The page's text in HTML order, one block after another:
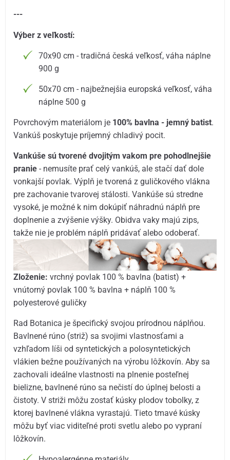
---
Výber z veľkostí:
70x90 cm - tradičná česká veľkosť, váha náplne
900 g
50x70 cm - najbežnejšia europská veľkosť, váha
náplne 500 g
Povrchovým materiálom je 100% bavlna - jemný batist.
Vankúš poskytuje príjemný chladivý pocit.
Vankúše sú tvorené dvojitým vakom pre pohodlnejšie
pranie - nemusíte prať celý vankúš, ale stačí dať dole
vonkajší povlak. Výplň je tvorená z guličkového vlákna
pre zachovanie tvarovej stálosti. Vankúše sú stredne
vysoké, je možné k nim dokúpiť náhradnú náplň pre
doplnenie a zvýšenie výšky. Obidva vaky majú zips,
takže nie je problém náplň pridávať alebo odoberať.
Zloženie: vrchný povlak 100 % bavlna (batist) +
vnútorný povlak 100 % bavlna + náplň 100 %
polyesterové guličky
Rad Botanica je špecifický svojou prírodnou náplňou.
Bavlnené rúno (striž) sa svojimi vlastnosťami a
vzhľadom líši od syntetických a polosyntetických
vlákien bežne používaných na výrobu lôžkovín. Aby sa
zachovali ideálne vlastnosti na plnenie posteľnej
bielizne, bavlnené rúno sa nečistí do úplnej belosti a
čistoty. V striži môžu zostať kúsky plodov tobolky, z
ktorej bavlnené vlákna vyrastajú. Tieto tmavé kúsky
môžu byť viac viditeľné proti svetlu alebo po vypraní
lôžkovín.